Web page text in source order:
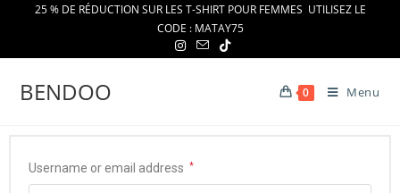
25 % DE RÉDUCTION SUR LES T-SHIRT POUR FEMMES UTILISEZ LE
CODE : MATAY75
BENDOO 0 Menu
Username or email address *